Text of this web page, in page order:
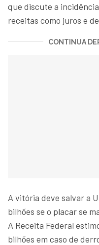
que discute a
receitas como juros e
CONTINUA
A vitória deve salvar a
bilhões se o placar se
A Receita Federal
bilhões em caso de